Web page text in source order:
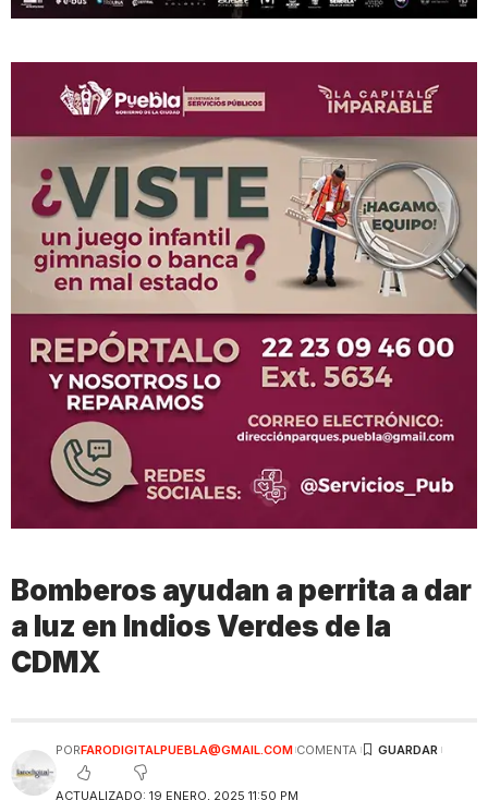
Bomberos ayudan a perrita a dar
a luz en Indios Verdes de la
CDMX
ACTUALIZADO: 19 ENERO, 2025 11:50 PM
PORFARODIGITALPUEBLA@GMAIL.COM COMENTA